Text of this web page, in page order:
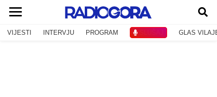
VIJESTI INTERVJU PROGRAM SLUŠAJ GLAS